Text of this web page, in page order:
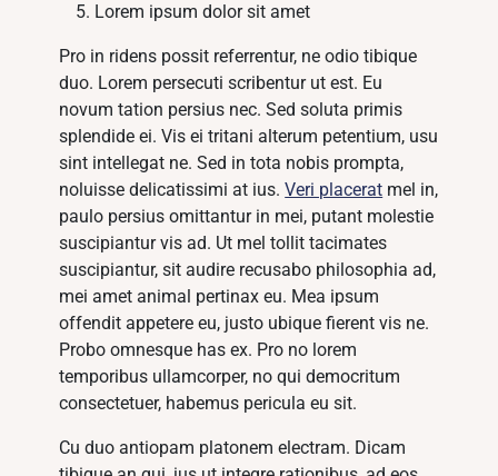
Lorem ipsum dolor sit amet
Pro in ridens possit referrentur, ne odio tibique
duo. Lorem persecuti scribentur ut est. Eu
novum tation persius nec. Sed soluta primis
splendide ei. Vis ei tritani alterum petentium, usu
sint intellegat ne. Sed in tota nobis prompta,
noluisse delicatissimi at ius.Veri placerat mel in,
paulo persius omittantur in mei, putant molestie
suscipiantur vis ad. Ut mel tollit tacimates
suscipiantur, sit audire recusabo philosophia ad,
mei amet animal pertinax eu. Mea ipsum
offendit appetere eu, justo ubique fierent vis ne.
Probo omnesque has ex. Pro no lorem
temporibus ullamcorper, no qui democritum
consectetuer, habemus pericula eu sit.
Cu duo antiopam platonem electram. Dicam